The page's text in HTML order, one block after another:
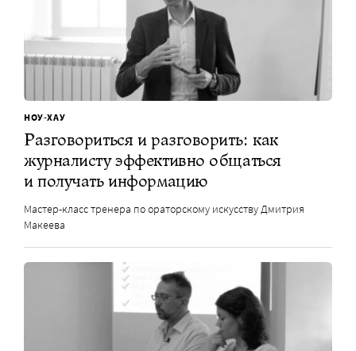
НОУ-ХАУ
Разговориться и разговорить: как
журналисту эффективно общаться
и получать информацию
Мастер-класс тренера по ораторскому искусству Дмитрия
Макеева